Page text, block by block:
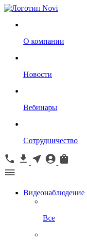
О компании
Новости
Вебинары
Сотрудничество
Видеонаблюдение
Все